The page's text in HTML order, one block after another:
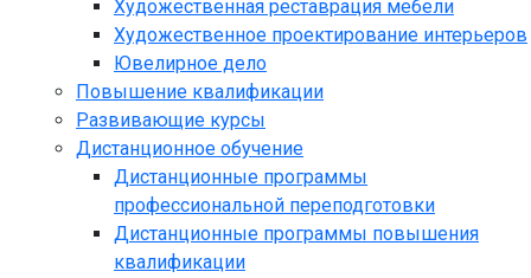
Художественная реставрация мебели
Художественное проектирование интерьеров
Ювелирное дело
Повышение квалификации
Развивающие курсы
Дистанционное обучение
Дистанционные программы
профессиональной переподготовки
Дистанционные программы повышения
квалификации